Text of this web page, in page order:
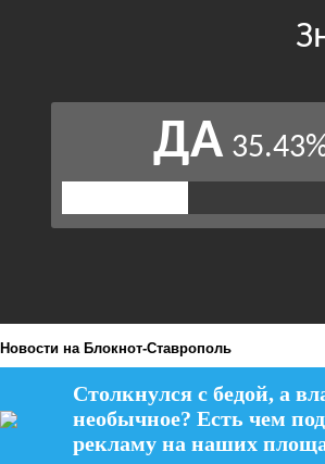
Новости на Блoкнoт-Ставрополь
Столкнулся с бедой, а
необычное? Есть чем
рекламу на наших